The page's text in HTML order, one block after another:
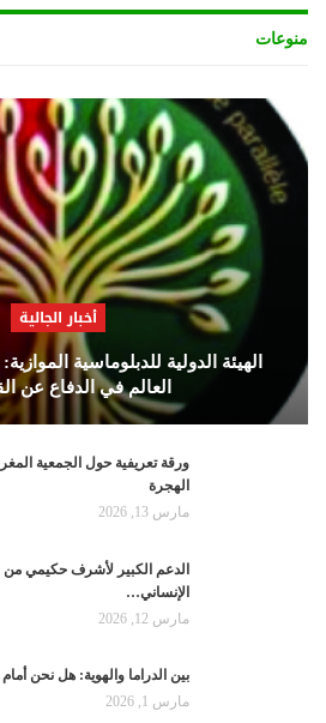
منوعات
أخبار الجالية
الهيئة الدولية للدبلوماسية
العالم في الدفاع عن
ورقة تعريفية حول الجمعية
الهجرة
مارس 13, 2026
الدعم الكبير لأشرف حكيمي
الإنساني…
مارس 12, 2026
بين الدراما والهوية: هل نحن
مارس 1, 2026